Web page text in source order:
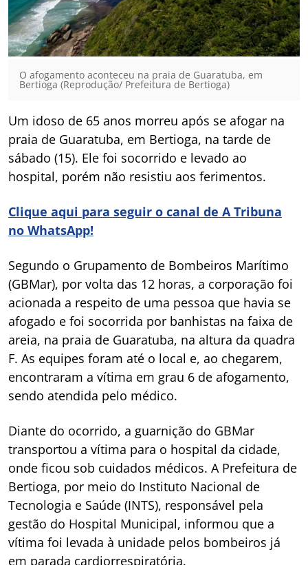
O afogamento aconteceu na praia de Guaratuba, em
Bertioga (Reprodução/ Prefeitura de Bertioga)
Um idoso de 65 anos morreu após se afogar na
praia de Guaratuba, em Bertioga, na tarde de
sábado (15). Ele foi socorrido e levado ao
hospital, porém não resistiu aos ferimentos.
Clique aqui para seguir o canal de A Tribuna
no WhatsApp!
Segundo o Grupamento de Bombeiros Marítimo
(GBMar), por volta das 12 horas, a corporação foi
acionada a respeito de uma pessoa que havia se
afogado e foi socorrida por banhistas na faixa de
areia, na praia de Guaratuba, na altura da quadra
F. As equipes foram até o local e, ao chegarem,
encontraram a vítima em grau 6 de afogamento,
sendo atendida pelo médico.
Diante do ocorrido, a guarnição do GBMar
transportou a vítima para o hospital da cidade,
onde ficou sob cuidados médicos. A Prefeitura de
Bertioga, por meio do Instituto Nacional de
Tecnologia e Saúde (INTS), responsável pela
gestão do Hospital Municipal, informou que a
vítima foi levada à unidade pelos bombeiros já
em parada cardiorrespiratória.